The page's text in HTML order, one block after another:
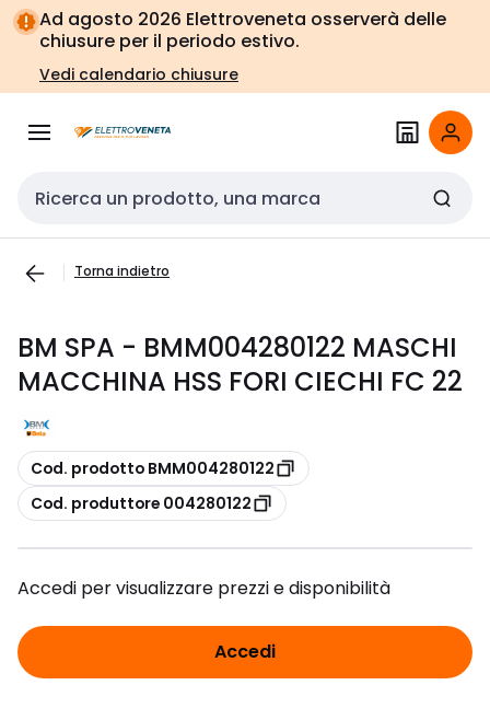
Vai alla
navigazione
Vai
alla
pagina
Ad agosto 2026 Elettroveneta osserverà delle
chiusure per il periodo estivo.
Vedi calendario chiusure
Cerca input
Torna indietro
BM SPA - BMM004280122 MASCHI
MACCHINA HSS FORI CIECHI FC 22
copia
Cod. prodotto BMM004280122
copia
Cod. produttore 004280122
Accedi per visualizzare prezzi e disponibilità
Accedi